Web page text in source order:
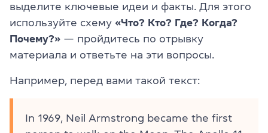
выделите ключевые идеи и факты. Для этого
используйте схему «Что? Кто? Где? Когда?
Почему?» — пройдитесь по отрывку
материала и ответьте на эти вопросы.
Например, перед вами такой текст:
In 1969, Neil Armstrong became the first